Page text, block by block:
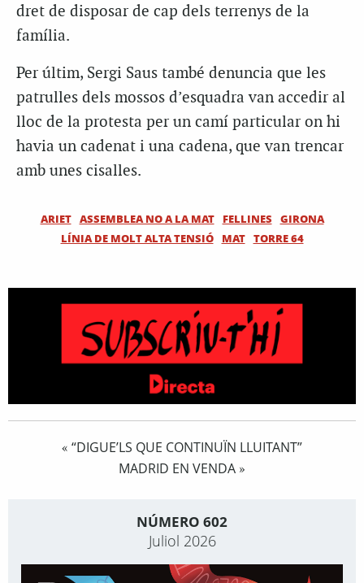
dret de disposar de cap dels terrenys de la
família.
Per últim, Sergi Saus també denuncia que les
patrulles dels mossos d’esquadra van accedir al
lloc de la protesta per un camí particular on hi
havia un cadenat i una cadena, que van trencar
amb unes cisalles.
ARIET ASSEMBLEA NO A LA MAT FELLINES
GIRONA
LÍNIA DE MOLT ALTA TENSIÓ
MAT TORRE 64
« “DIGUE’LS QUE CONTINUÏN LLUITANT”
MADRID EN VENDA »
NÚMERO 602
Juliol 2026